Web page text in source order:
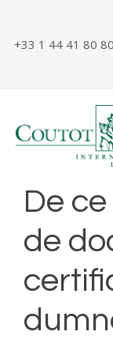
conținut
+33 1 44 41 80 80
De
de